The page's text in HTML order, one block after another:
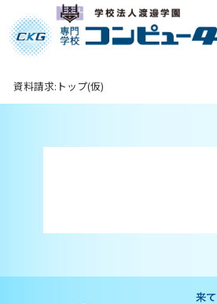
資料請求:トップ(仮)